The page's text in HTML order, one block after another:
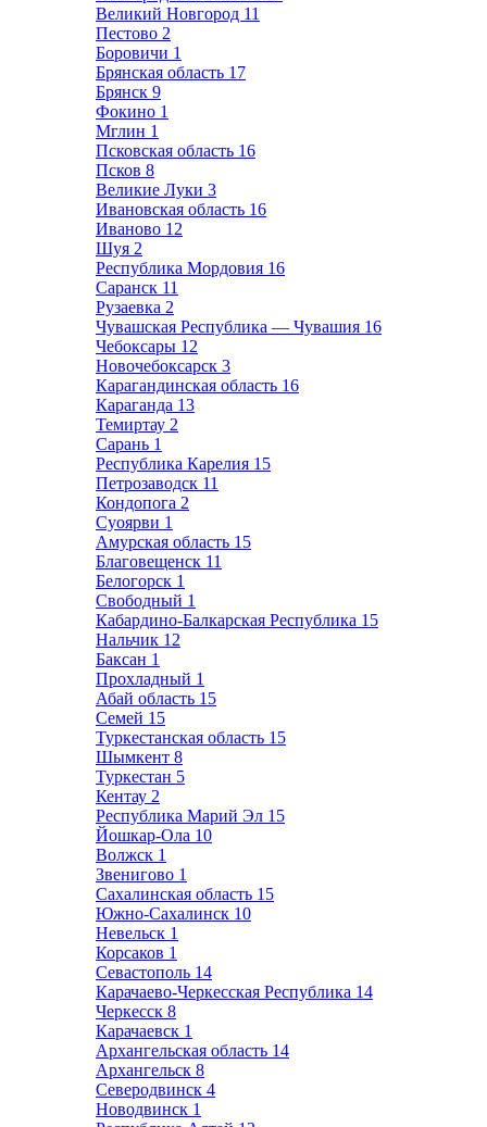
Великий Новгород 11
Пестово 2
Боровичи 1
Брянская область 17
Брянск 9
Фокино 1
Мглин 1
Псковская область 16
Псков 8
Великие Луки 3
Ивановская область 16
Иваново 12
Шуя 2
Республика Мордовия 16
Саранск 11
Рузаевка 2
Чувашская Республика — Чувашия 16
Чебоксары 12
Новочебоксарск 3
Карагандинская область 16
Караганда 13
Темиртау 2
Сарань 1
Республика Карелия 15
Петрозаводск 11
Кондопога 2
Суоярви 1
Амурская область 15
Благовещенск 11
Белогорск 1
Свободный 1
Кабардино-Балкарская Республика 15
Нальчик 12
Баксан 1
Прохладный 1
Абай область 15
Семей 15
Туркестанская область 15
Шымкент 8
Туркестан 5
Кентау 2
Республика Марий Эл 15
Йошкар-Ола 10
Волжск 1
Звенигово 1
Сахалинская область 15
Южно-Сахалинск 10
Невельск 1
Корсаков 1
Севастополь 14
Карачаево-Черкесская Республика 14
Черкесск 8
Карачаевск 1
Архангельская область 14
Архангельск 8
Северодвинск 4
Новодвинск 1